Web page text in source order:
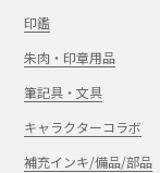
印鑑
朱肉・印章用品
筆記具・文具
キャラクターコラボ
補充インキ/備品/部品